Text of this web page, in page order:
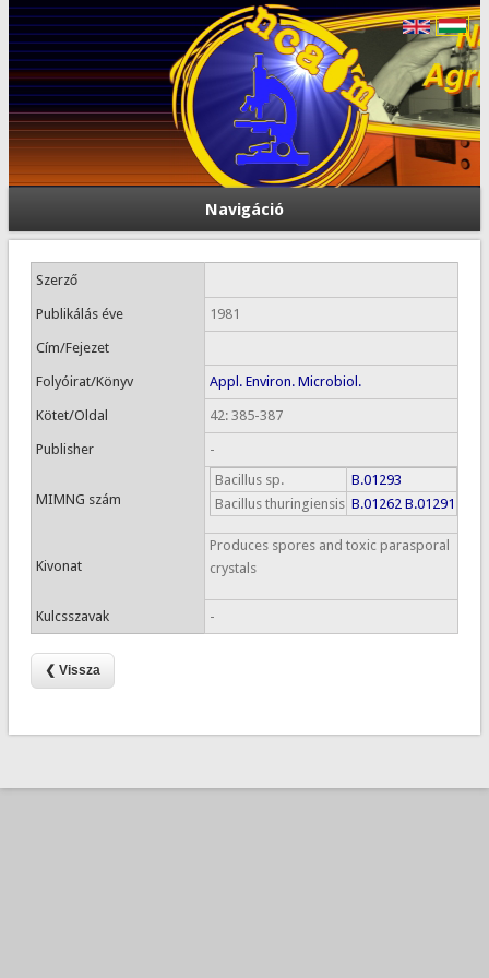
Navigáció
Szerző
Publikálás éve 1981
Cím/Fejezet
Folyóirat/Könyv Appl. Environ. Microbiol.
Kötet/Oldal 42: 385-387
Publisher -
MIMNG szám
Bacillus sp.
B.01293
Bacillus thuringiensis B.01262 B.01291
Kivonat
Produces spores and toxic parasporal
crystals
Kulcsszavak -